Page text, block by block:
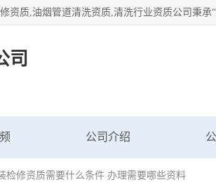
司
公司介绍
检修资质需要什么条件 办理需要哪些资料